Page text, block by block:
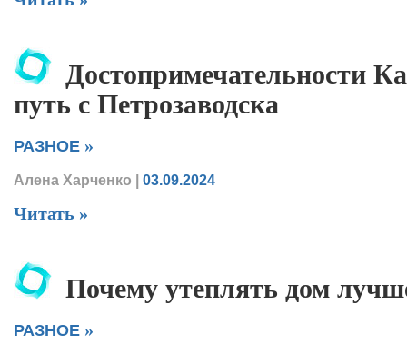
Достопримечательности
путь с Петрозаводска
РАЗНОЕ »
Алена Харченко | 03.09.2024
Читать »
Почему утеплять дом
РАЗНОЕ »